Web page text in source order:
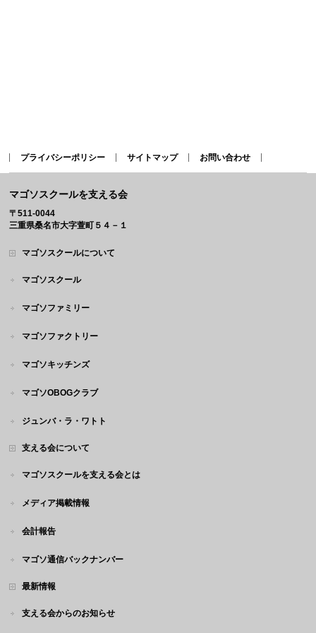
プライバシーポリシー サイトマップ お問い合わせ
マゴソスクールを支える会
〒511-0044
三重県桑名市大字萱町５４－１
マゴソスクールについて
マゴソスクール
マゴソファミリー
マゴソファクトリー
マゴソキッチンズ
マゴソOBOGクラブ
ジュンバ・ラ・ワトト
支える会について
マゴソスクールを支える会とは
メディア掲載情報
会計報告
マゴソ通信バックナンバー
最新情報
支える会からのお知らせ